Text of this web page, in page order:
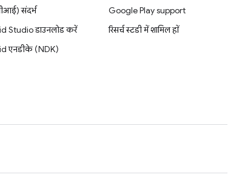
संदर्भ
Studio डाउनलोड करें
एनडीके (NDK)
Google Play support
रिसर्च स्टडी में शामिल हों